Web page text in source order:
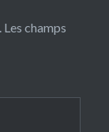
Les champs